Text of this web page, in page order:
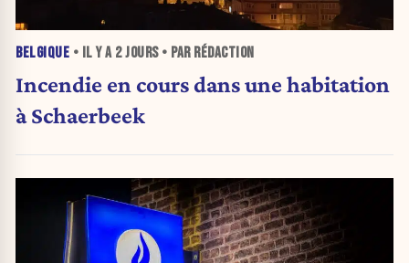
BELGIQUE • IL Y A 2 JOURS• PAR RÉDACTION
Incendie en cours dans une habitation
à Schaerbeek